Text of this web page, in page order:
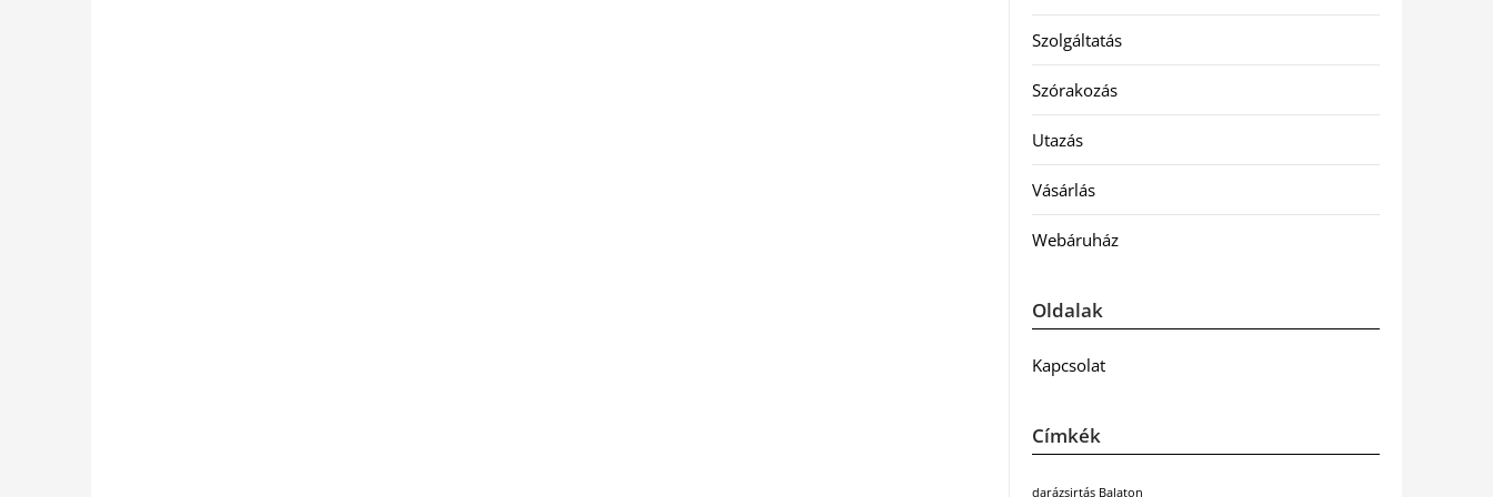
Szolgáltatás
Szórakozás
Utazás
Vásárlás
Webáruház
Oldalak
Kapcsolat
Címkék
darázsirtás Balaton